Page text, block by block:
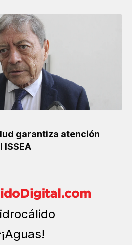
garantiza atención
ISSEA
¡Aguas!